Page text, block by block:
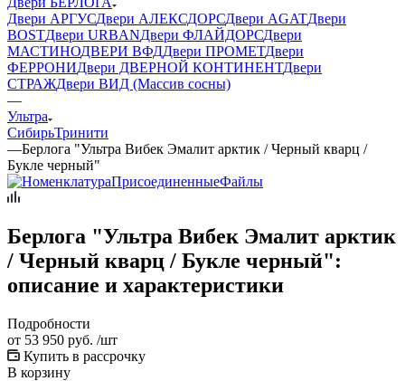
Двери АРГУСДвери АЛЕКСДОРСДвери AGATДвери
BOSTДвери URBANДвери ФЛАЙДОРСДвери
МАСТИНОДВЕРИ ВФДДвери ПРОМЕТДвери
ФЕРРОНИДвери ДВЕРНОЙ КОНТИНЕНТДвери
СТРАЖДвери ВИД (Массив сосны)
—
Ультра
СибирьТринити
—Берлога "Ультра Вибек Эмалит арктик / Черный кварц /
Букле черный"
Берлога "Ультра Вибек Эмалит арктик
/ Черный кварц / Букле черный":
описание и характеристики
Подробности
от 53 950 руб. /шт
Купить в рассрочку
В корзину